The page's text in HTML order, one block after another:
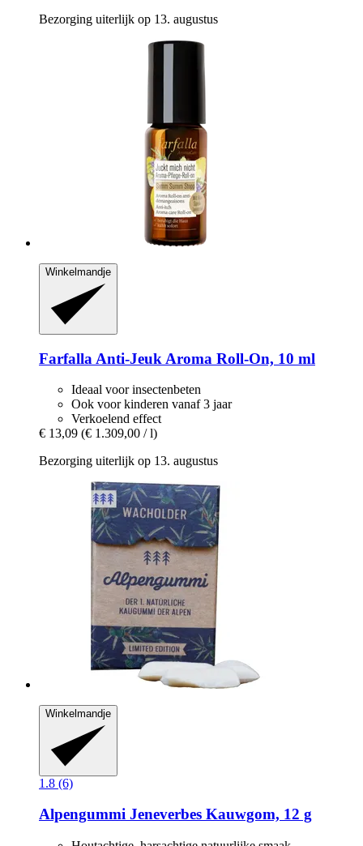
Bezorging uiterlijk op 13. augustus
Winkelmandje
Farfalla Anti-​Jeuk Aroma Roll-​On, 10 ml
Ideaal voor insectenbeten
Ook voor kinderen vanaf 3 jaar
Verkoelend effect
€ 13,09 (€ 1.309,00 / l)
Bezorging uiterlijk op 13. augustus
Winkelmandje
1.8 (6)
Alpengummi Jeneverbes Kauwgom, 12 g